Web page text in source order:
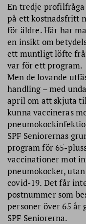
En tredje
på ett kostnadsfritt
för äldre. Här har
en insikt om
ett muntligt löfte
var för ett program.
Men de lovande
handling – med
april om att skjuta
kunna vaccineras
SPF Seniorernas
program för 65-
vaccinationer mot
pneumokocker,
covid-19. Det får
postnummer som
personer över 65
SPF Seniorerna.